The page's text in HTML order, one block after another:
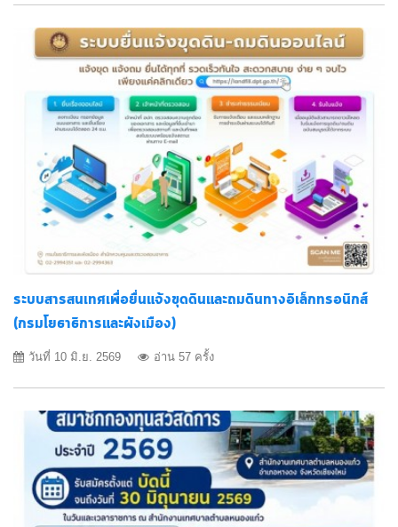
ระบบสารสนเทศเพื่อยื่นแจ้งขุดดินและถมดินทางอิเล็กทรอนิกส์
(กรมโยธาธิการและผังเมือง)
วันที่ 10 มิ.ย. 2569 อ่าน 57 ครั้ง